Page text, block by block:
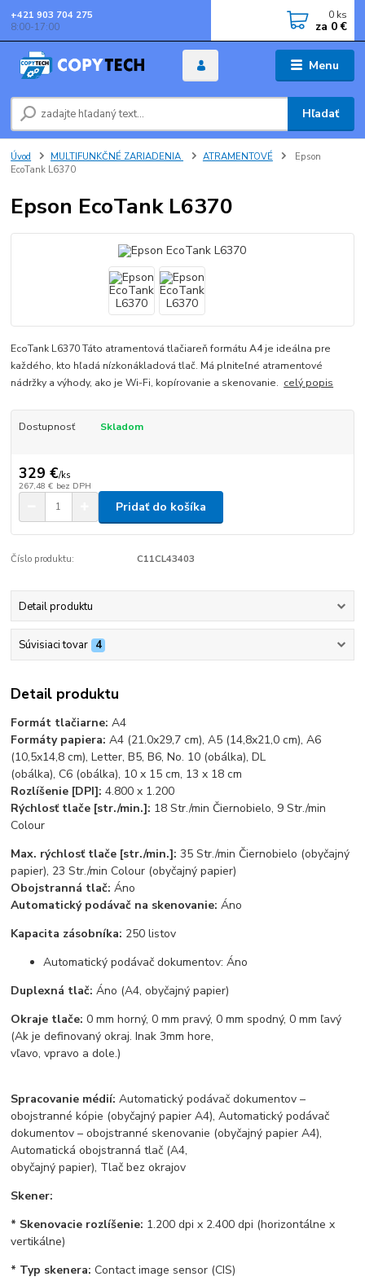
Menu
Hľadať
+421 903 704 275
8:00-17:00
0 ks
za 0 €
Úvod MULTIFUNKČNÉ ZARIADENIA ATRAMENTOVÉ
Epson
EcoTank L6370
Epson EcoTank L6370
EcoTank L6370 Táto atramentová tlačiareň formátu A4 je ideálna pre
každého, kto hľadá nízkonákladová tlač. Má plniteľné atramentové
nádržky a výhody, ako je Wi-Fi, kopírovanie a skenovanie. celý popis
Dostupnosť Skladom
329 €/ks
267,48 € bez DPH
Pridať do košíka
Číslo produktu: C11CL43403
Detail produktu
Súvisiaci tovar 4
Detail produktu
Formát tlačiarne:A4
Formáty papiera:A4 (21.0x29,7 cm), A5 (14,8x21,0 cm), A6
(10,5x14,8 cm), Letter, B5, B6, No. 10 (obálka), DL
(obálka), C6 (obálka), 10 x 15 cm, 13 x 18 cm
Rozlíšenie [DPI]:4.800 x 1.200
Rýchlosť tlače [str./min.]: 18 Str./min Čiernobielo, 9 Str./min
Colour
Max. rýchlosť tlače [str./min.]:35 Str./min Čiernobielo (obyčajný
papier), 23 Str./min Colour (obyčajný papier)
Obojstranná tlač:Áno
Automatický podávač na skenovanie:Áno
Kapacita zásobníka: 250 listov
Automatický podávač dokumentov: Áno
Duplexná tlač: Áno (A4, obyčajný papier)
Okraje tlače: 0 mm horný, 0 mm pravý, 0 mm spodný, 0 mm ľavý
(Ak je definovaný okraj. Inak 3mm hore,
vľavo, vpravo a dole.)
Spracovanie médií: Automatický podávač dokumentov –
obojstranné kópie (obyčajný papier A4), Automatický podávač
dokumentov – obojstranné skenovanie (obyčajný papier A4),
Automatická obojstranná tlač (A4,
obyčajný papier), Tlač bez okrajov
Skener:
* Skenovacie rozlíšenie: 1.200 dpi x 2.400 dpi (horizontálne x
vertikálne)
* Typ skenera: Contact image sensor (CIS)